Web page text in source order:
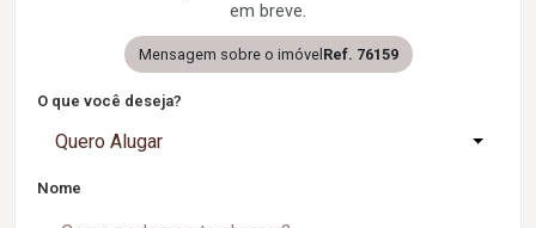
em breve.
Mensagem sobre o imóvel Ref. 76159
O que você deseja?
Quero Alugar
Nome